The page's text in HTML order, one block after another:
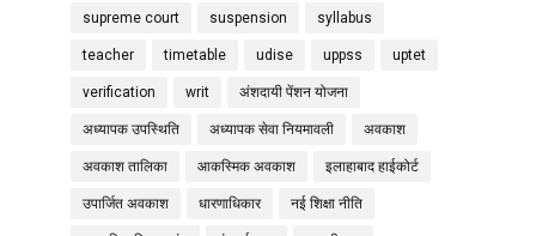
supreme court suspension syllabus
teacher timetable udise uppss uptet
verification writ अंशदायी पेंशन योजना
अध्यापक उपस्थिति अध्यापक सेवा नियमावली अवकाश
अवकाश तालिका आकस्मिक अवकाश इलाहाबाद हाईकोर्ट
उपार्जित अवकाश धारणाधिकार नई शिक्षा नीति